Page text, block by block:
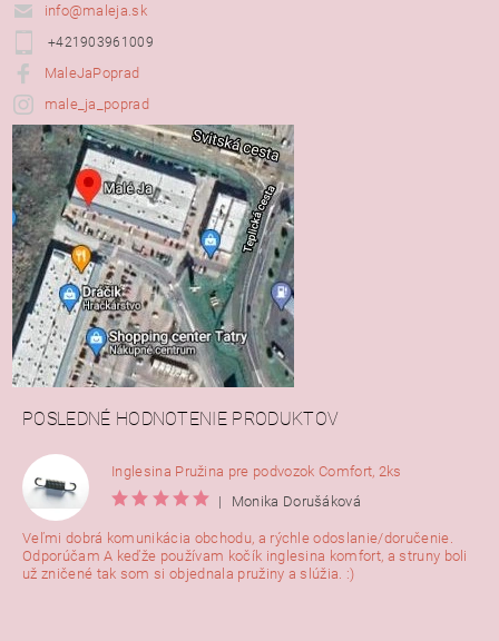
info@maleja.sk
+421903961009
MaleJaPoprad
male_ja_poprad
POSLEDNÉ HODNOTENIE PRODUKTOV
Inglesina Pružina pre podvozok Comfort, 2ks
|
Monika Dorušáková
Veľmi dobrá komunikácia obchodu, a rýchle odoslanie/doručenie.
Odporúčam A keďže používam kočík inglesina komfort, a struny boli
už zničené tak som si objednala pružiny a slúžia. :)